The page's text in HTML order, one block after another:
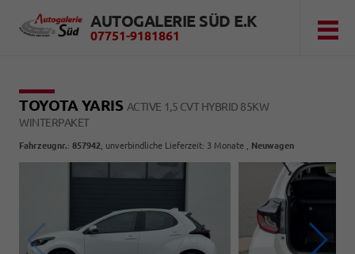
AUTOGALERIE SÜD E.K
07751-9181861
TOYOTA YARIS ACTIVE 1,5 CVT HYBRID 85KW
WINTERPAKET
Fahrzeugnr.: 857942 , unverbindliche Lieferzeit: 3 Monate Neuwagen